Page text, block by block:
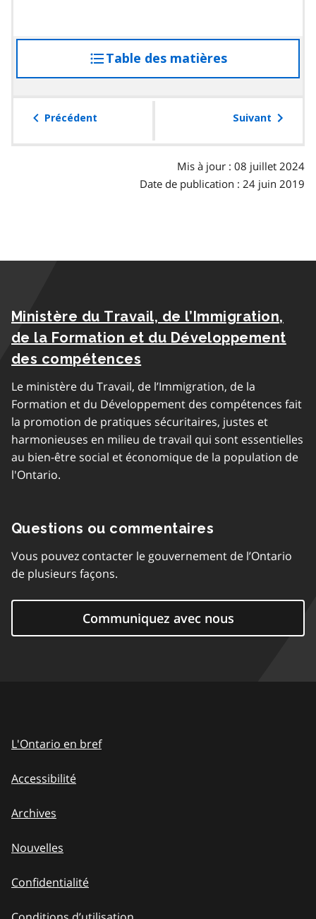
Table des matières
à
table
Précédent Suivant
Mis à jour : 08 juillet 2024
Date de publication : 24 juin 2019
Ministère du Travail, de l’Immigration,
de la Formation et du Développement
des compétences
Le ministère du Travail, de l’Immigration, de la
Formation et du Développement des compétences fait
la promotion de pratiques sécuritaires, justes et
harmonieuses en milieu de travail qui sont essentielles
au bien-être social et économique de la population de
l'Ontario.
Questions ou commentaires
Vous pouvez contacter le gouvernement de l’Ontario
de plusieurs façons.
Communiquez avec nous
L'Ontario en bref
Accessibilité
Archives
Nouvelles
Confidentialité